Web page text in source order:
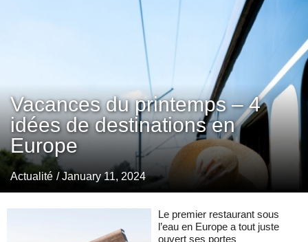
Vacances du printemps – 4
idées de destinations en
Europe
Actualité / January 11, 2024
Le premier restaurant sous
l’eau en Europe a tout juste
ouvert ses portes